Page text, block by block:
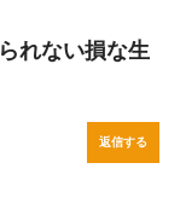
れない損な生
返信する